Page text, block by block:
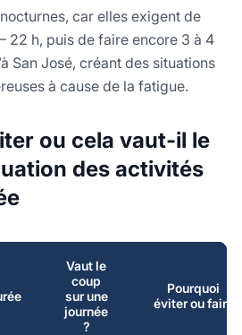
car elles exigent de
22 h, puis de faire encore 3 à 4
San José, créant des situations
à cause de la fatigue.
ou cela vaut-il le
des activités
Vaut le
coup
sur une
journée
?
Pourquoi
éviter ou faire